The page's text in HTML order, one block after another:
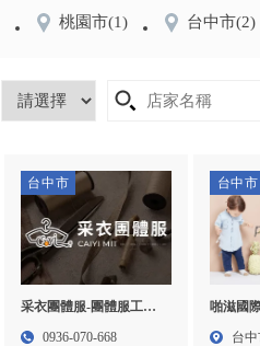
桃園市(1) 台中市(2)
台中市
采衣團體服-團體服工廠,
團體服,台中團體服工廠,
0936-070-668
台中市
啪滋國
STORE
台